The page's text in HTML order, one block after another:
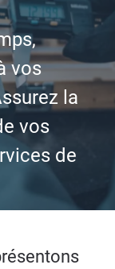
vos
la
vos
de